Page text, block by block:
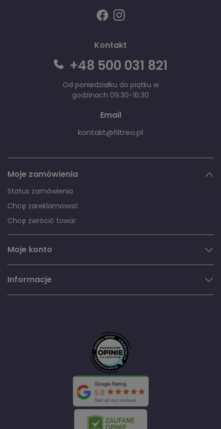
Kontakt
+48 500 031 821
Od poniedziałku do piątku w
godzinach 09:30-16:30
Email
kontakt@filtreo.pl
Moje zamówienia
Status zamówienia
Chcę zareklamować
Chcę zwrócić towar
Moje konto
Informacje